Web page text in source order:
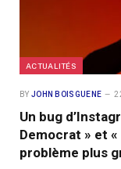
ACTUALITÉS
BY JOHN BOISGUENE
Un bug
Democrat » et
problème plus